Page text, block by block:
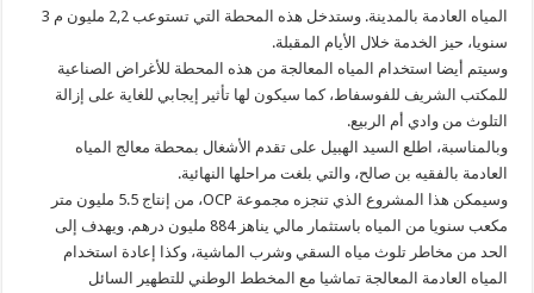
المياه العادمة بالمدينة. وستدخل هذه المحطة التي تستوعب 2,2 مليون م 3
سنويا، حيز الخدمة خلال الأيام المقبلة.
وسيتم أيضا استخدام المياه المعالجة من هذه المحطة للأغراض الصناعية
للمكتب الشريف للفوسفاط، كما سيكون لها تأثير إيجابي للغاية على إزالة
التلوث من وادي أم الربيع.
وبالمناسبة، اطلع السيد الهبيل على تقدم الأشغال بمحطة معالج المياه
العادمة بالفقيه بن صالح، والتي بلغت مراحلها النهائية.
وسيمكن هذا المشروع الذي تنجزه مجموعة OCP، من إنتاج 5.5 مليون متر
مكعب سنويا من المياه باستثمار مالي يناهز 884 مليون درهم. ويهدف إلى
الحد من مخاطر تلوث مياه السقي وشرب الماشية، وكذا إعادة استخدام
المياه العادمة المعالجة تماشيا مع المخطط الوطني للتطهير السائل